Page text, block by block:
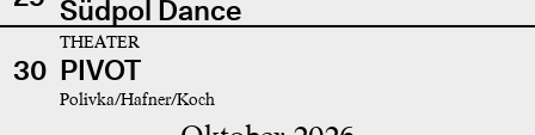
Südpol Dance
30
THEATER
PIVOT
Polivka/Hafner/Koch